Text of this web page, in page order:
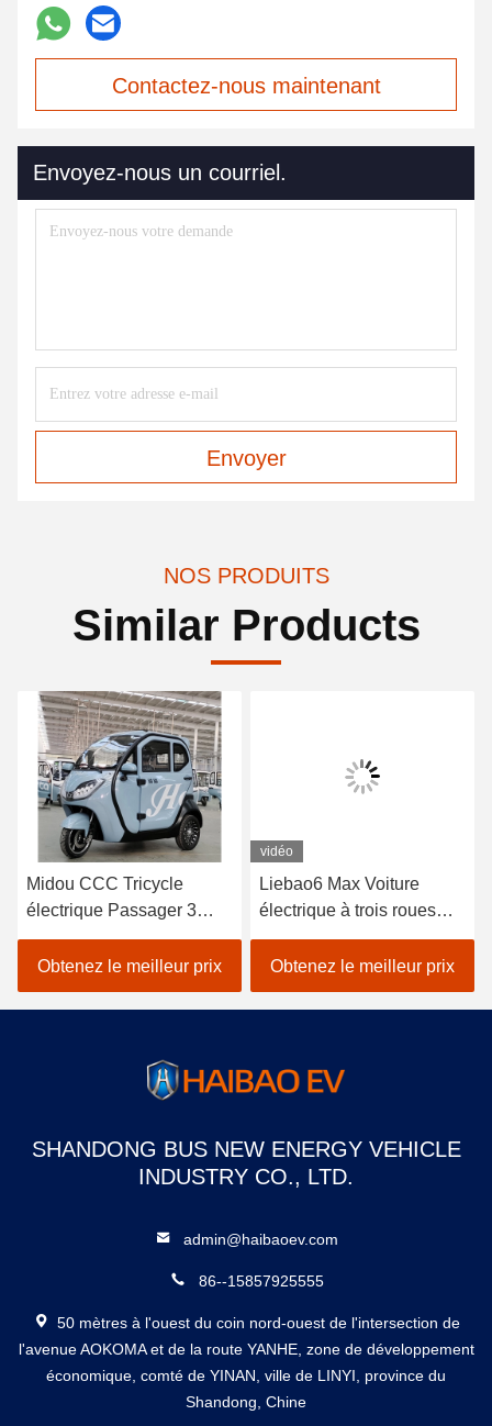
Contactez-nous maintenant
Envoyez-nous un courriel.
Envoyer
NOS PRODUITS
Similar Products
Midou CCC Tricycle
électrique Passager 3
roues Tricycle électrique
Pour Passager
Obtenez le meilleur prix
vidéo
Liebao6 Max Voiture
électrique à trois roues
électrique à trois roues
Obtenez le meilleur prix
SHANDONG BUS NEW ENERGY VEHICLE
INDUSTRY CO., LTD.
admin@haibaoev.com
86--15857925555
50 mètres à l'ouest du coin nord-ouest de l'intersection de
l'avenue AOKOMA et de la route YANHE, zone de développement
économique, comté de YINAN, ville de LINYI, province du
Shandong, Chine